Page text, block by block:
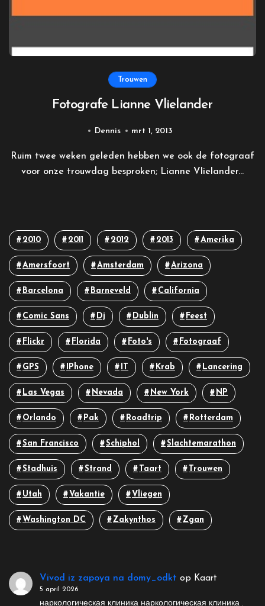
Trouwen
Fotografe Lianne Vlielander
Dennis mrt 1, 2013
Ruim twee weken geleden hebben we ook de fotograaf
voor onze trouwdag besproken; Lianne Vlielander...
2010 2011 2012 2013 Amerika
Amersfoort Amsterdam Arizona
Barcelona Barneveld California
Comic Sans Dj Dublin Feest
Flickr Florida Foto's Fotograaf
GPS IPhone IT Krab Lancering
Las Vegas Nevada New York NP
Orlando Pak Roadtrip Rotterdam
San Francisco Schiphol Slachtemarathon
Stadhuis Strand Taart Trouwen
Utah Vakantie Vliegen
Washington DC Zakynthos Zgan
Vivod iz zapoya na domy_odkt op Kaart
5 april 2026
наркологическая клиника наркологическая клиника .